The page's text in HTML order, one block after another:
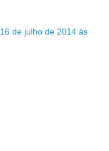
16 de julho de 2014 às